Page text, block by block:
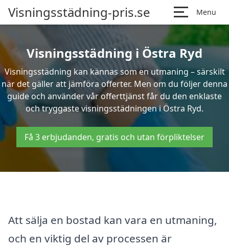
Visningsstädning-pris.se Menu
Visningsstädning i Östra Ryd
Visningsstädning kan kännas som en utmaning – särskilt
när det gäller att jämföra offerter. Men om du följer denna
guide och använder vår offerttjänst får du den enklaste
och tryggaste visningsstädningen i Östra Ryd.
Få 3 erbjudanden, gratis och utan förpliktelser
Att sälja en bostad kan vara en utmaning,
och en viktig del av processen är